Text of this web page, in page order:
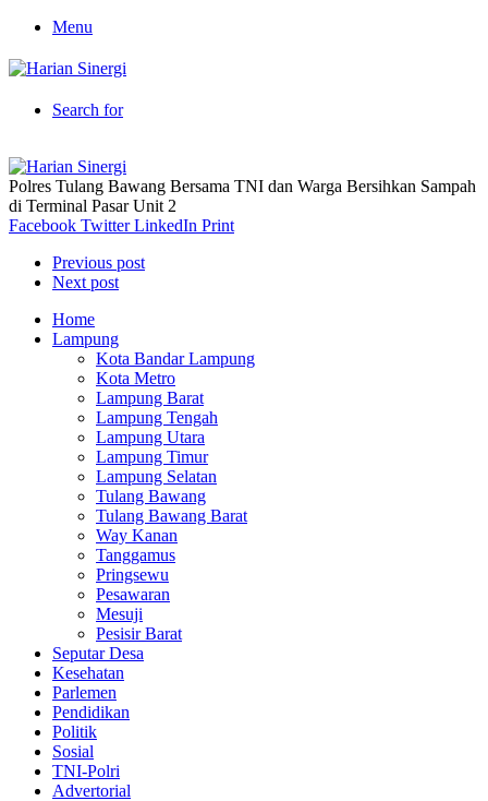
Menu
Search for
Polres Tulang Bawang Bersama TNI dan Warga Bersihkan Sampah
di Terminal Pasar Unit 2
Facebook Twitter LinkedIn Print
Previous post
Next post
Home
Lampung
Kota Bandar Lampung
Kota Metro
Lampung Barat
Lampung Tengah
Lampung Utara
Lampung Timur
Lampung Selatan
Tulang Bawang
Tulang Bawang Barat
Way Kanan
Tanggamus
Pringsewu
Pesawaran
Mesuji
Pesisir Barat
Seputar Desa
Kesehatan
Parlemen
Pendidikan
Politik
Sosial
TNI-Polri
Advertorial